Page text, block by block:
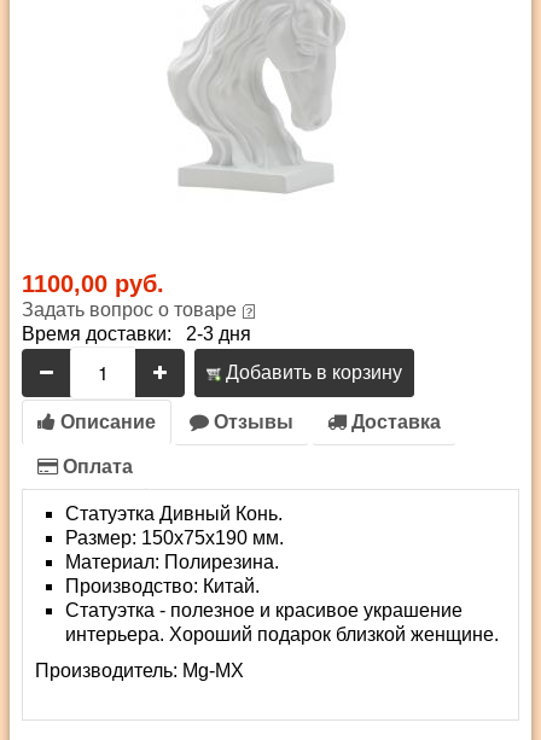
1100,00 руб.
Задать вопрос о товаре
Время доставки: 2-3 дня
Добавить в корзину
Описание Отзывы Доставка
Оплата
Статуэтка Дивный Конь.
Размер: 150х75х190 мм.
Материал: Полирезина.
Производство: Китай.
Статуэтка - полезное и красивое украшение
интерьера. Хороший подарок близкой женщине.
Производитель: Mg-MX